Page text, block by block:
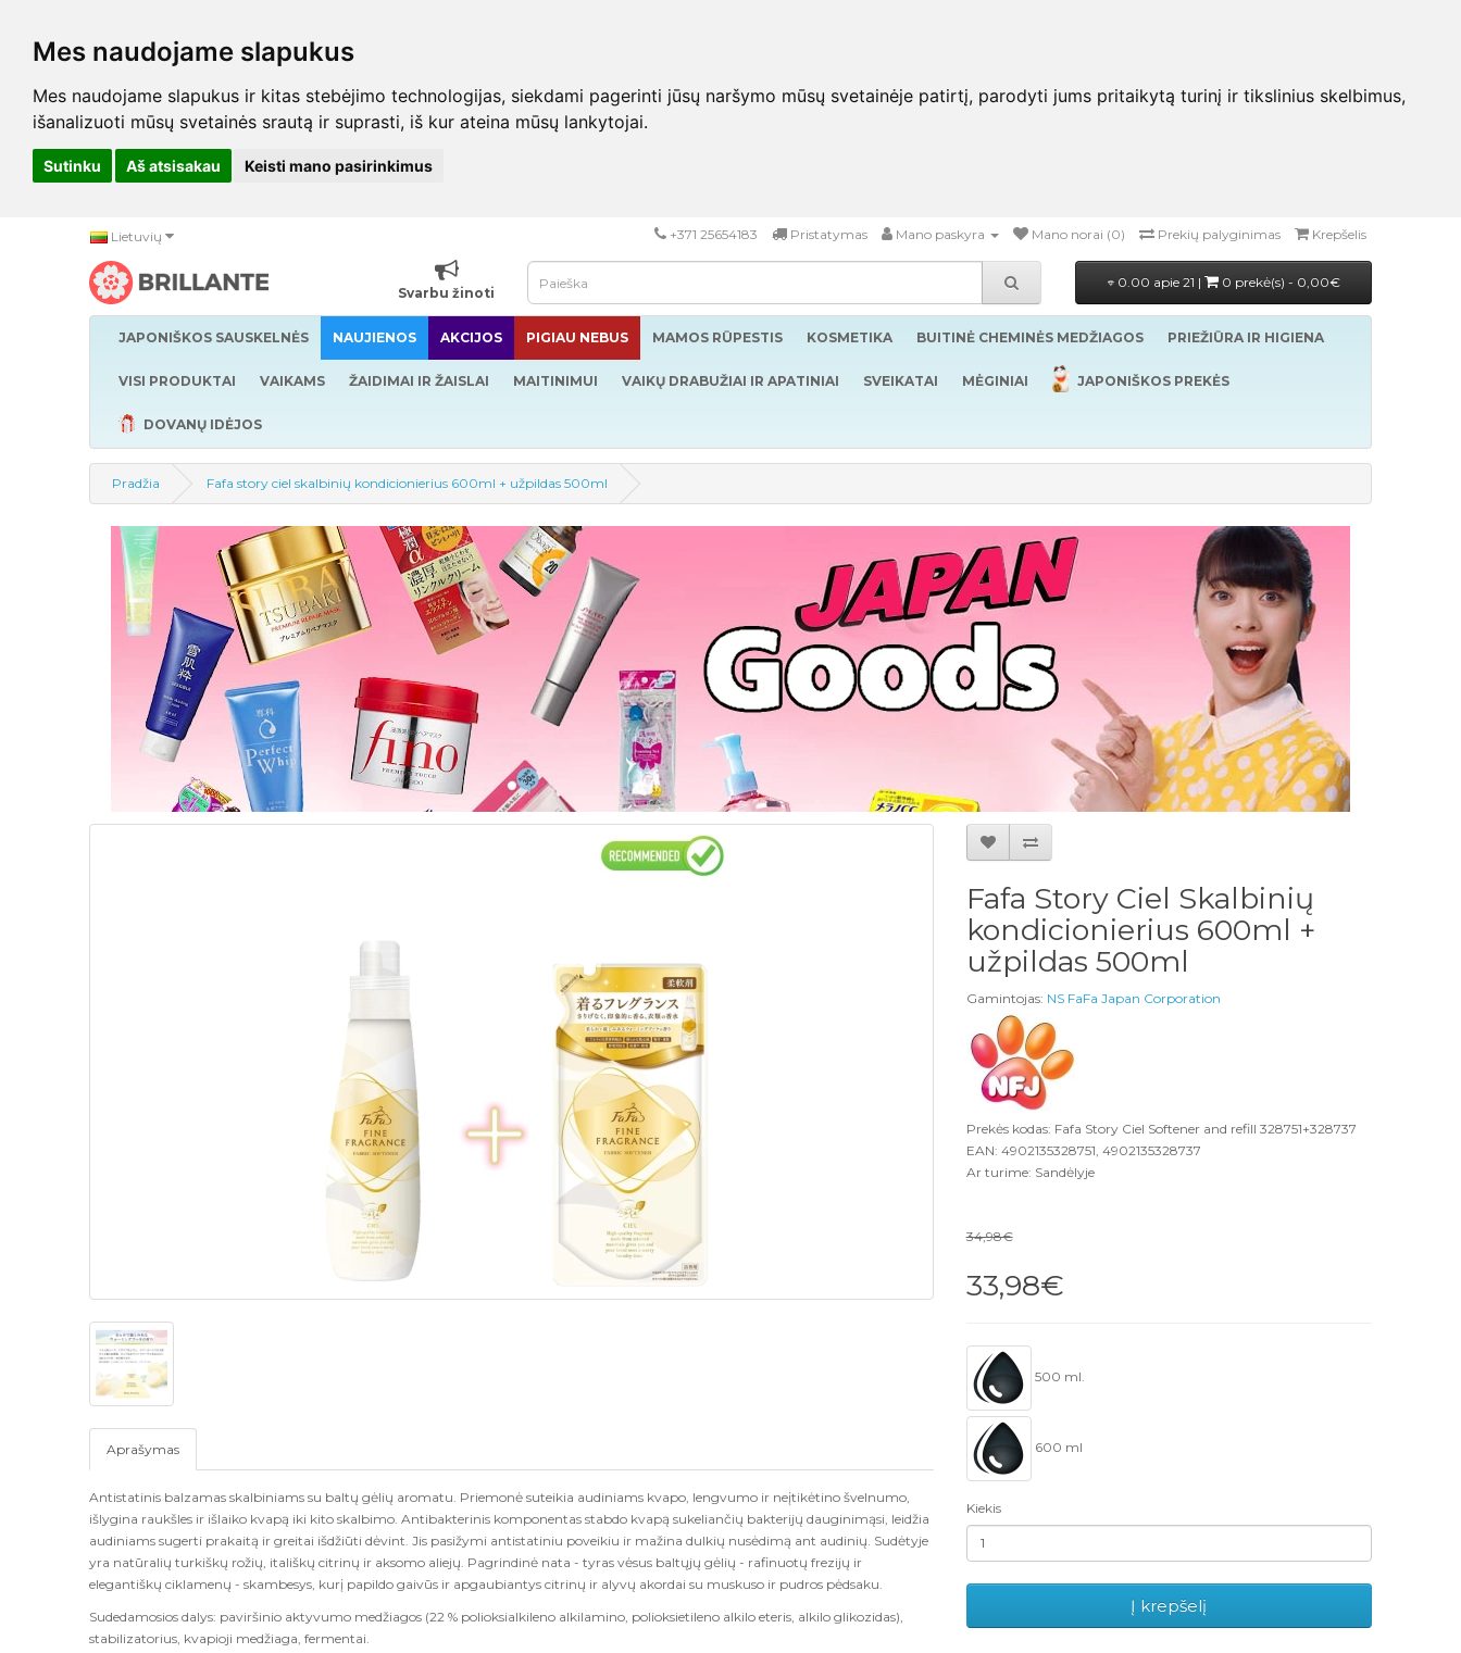
Mes naudojame slapukus
Mes naudojame slapukus ir kitas stebėjimo technologijas, siekdami pagerinti jūsų naršymo mūsų svetainėje patirtį, parodyti jums pritaikytą turinį ir tikslinius skelbimus,
išanalizuoti mūsų svetainės srautą ir suprasti, iš kur ateina mūsų lankytojai.
Sutinku Aš atsisakau Keisti mano pasirinkimus
Lietuvių +371 25654183 Pristatymas Mano paskyra Mano norai (0) Prekių palyginimas Krepšelis
Svarbu žinoti
0.00 apie 21 | 0 prekė(s) - 0,00€
JAPONIŠKOS SAUSKELNĖS NAUJIENOS AKCIJOS PIGIAU NEBUS MAMOS RŪPESTIS KOSMETIKA BUITINĖ CHEMINĖS MEDŽIAGOS PRIEŽIŪRA IR HIGIENA
VISI PRODUKTAI VAIKAMS ŽAIDIMAI IR ŽAISLAI MAITINIMUI VAIKŲ DRABUŽIAI IR APATINIAI SVEIKATAI MĖGINIAI JAPONIŠKOS PREKĖS
DOVANŲ IDĖJOS
Pradžia Fafa story ciel skalbinių kondicionierius 600ml + užpildas 500ml
Aprašymas
Antistatinis balzamas skalbiniams su baltų gėlių aromatu. Priemonė suteikia audiniams kvapo, lengvumo ir neįtikėtino švelnumo,
išlygina raukšles ir išlaiko kvapą iki kito skalbimo. Antibakterinis komponentas stabdo kvapą sukeliančių bakterijų dauginimąsi, leidžia
audiniams sugerti prakaitą ir greitai išdžiūti dėvint. Jis pasižymi antistatiniu poveikiu ir mažina dulkių nusėdimą ant audinių. Sudėtyje
yra natūralių turkiškų rožių, itališkų citrinų ir aksomo aliejų. Pagrindinė nata - tyras vėsus baltųjų gėlių - rafinuotų frezijų ir
elegantiškų ciklamenų - skambesys, kurį papildo gaivūs ir apgaubiantys citrinų ir alyvų akordai su muskuso ir pudros pėdsaku.
Sudedamosios dalys: paviršinio aktyvumo medžiagos (22 % polioksialkileno alkilamino, polioksietileno alkilo eteris, alkilo glikozidas),
stabilizatorius, kvapioji medžiaga, fermentai.
Fafa Story Ciel Skalbinių
kondicionierius 600ml +
užpildas 500ml
Gamintojas: NS FaFa Japan Corporation
Prekės kodas: Fafa Story Ciel Softener and refill 328751+328737
EAN: 4902135328751, 4902135328737
Ar turime: Sandėlyje
34,98€
33,98€
500 ml.
600 ml
Kiekis
Į krepšelį